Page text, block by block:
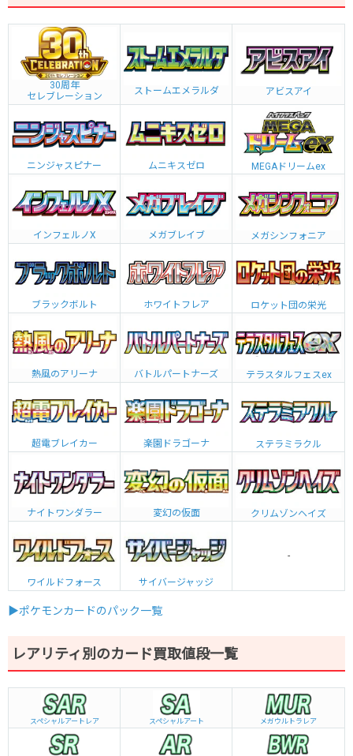
30周年
セレブレーション
ストームエメラルダ アビスアイ
ニンジャスピナー ムニキスゼロ MEGAドリームex
インフェルノX メガブレイブ メガシンフォニア
ブラックボルト ホワイトフレア ロケット団の栄光
熱風のアリーナ バトルパートナーズ テラスタルフェスex
超電ブレイカー 楽園ドラゴーナ ステラミラクル
ナイトワンダラー 変幻の仮面 クリムゾンヘイズ
ワイルドフォース サイバージャッジ
-
▶ポケモンカードのパック一覧
レアリティ別のカード買取値段一覧
スペシャルアートレア スペシャルアート メガウルトラレア